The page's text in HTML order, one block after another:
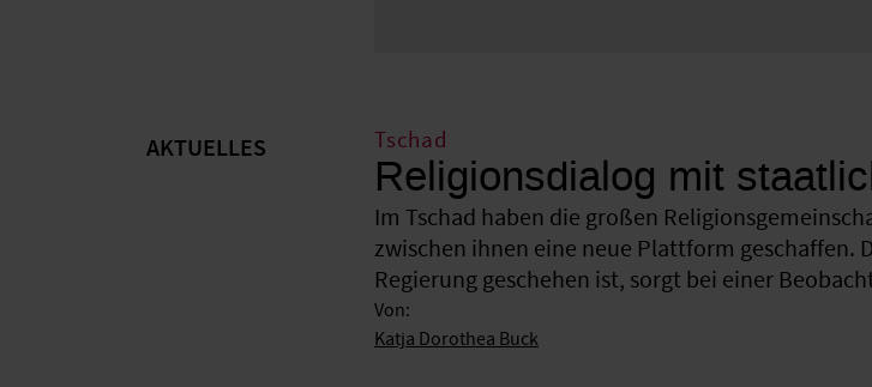
AKTUELLES Tschad
Religionsdialog mit
Im Tschad haben die großen
zwischen ihnen eine neue Plattform geschaffen.
Regierung geschehen ist, sorgt bei einer
Von:
Katja Dorothea Buck